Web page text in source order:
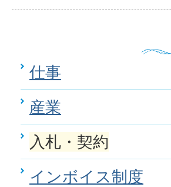
仕事
産業
入札・契約
インボイス制度